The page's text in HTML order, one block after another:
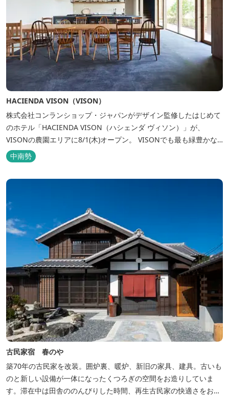
HACIENDA VISON（VISON）
株式会社コンランショップ・ジャパンがデザイン監修したはじめて
のホテル「HACIENDA VISON（ハシェンダ ヴィソン）」が、
VISONの農園エリアに8/1(木)オープン。 VISONでも最も緑豊かな
農園エリアに建つHACIENDA VISON。 ホテル名
の“HACIENDA”は、スペイン語で荘園の主の館を...
中南勢
古民家宿 春のや
築70年の古民家を改装。囲炉裏、暖炉、新旧の家具、建具。古いも
のと新しい設備が一体になったくつろぎの空間をお造りしていま
す。滞在中は田舎ののんびりした時間、再生古民家の快適さをお楽